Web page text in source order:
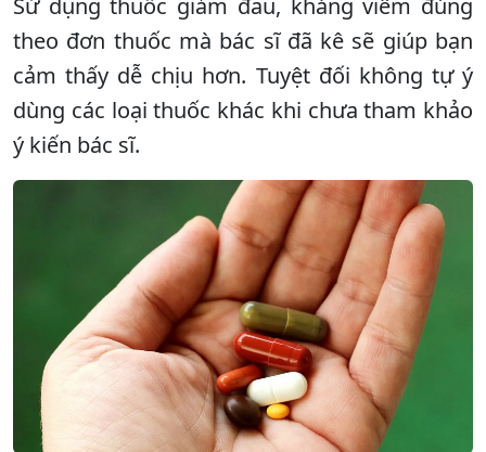
Sử dụng thuốc giảm đau, kháng viêm đúng
theo đơn thuốc mà bác sĩ đã kê sẽ giúp bạn
cảm thấy dễ chịu hơn. Tuyệt đối không tự ý
dùng các loại thuốc khác khi chưa tham khảo
ý kiến bác sĩ.